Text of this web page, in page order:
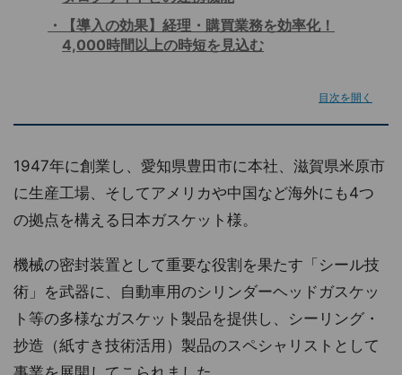
【導入の効果】経理・購買業務を効率化！
4,000時間以上の時短を見込む
目次を開く
1947年に創業し、愛知県豊田市に本社、滋賀県米原市
に生産工場、そしてアメリカや中国など海外にも4つ
の拠点を構える日本ガスケット様。
機械の密封装置として重要な役割を果たす「シール技
術」を武器に、自動車用のシリンダーヘッドガスケッ
ト等の多様なガスケット製品を提供し、シーリング・
抄造（紙すき技術活用）製品のスペシャリストとして